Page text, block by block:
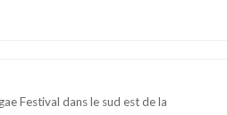
Festival dans le sud est de la